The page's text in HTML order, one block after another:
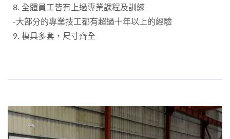
8. 全體員工皆有上過專業課程及訓練
-大部分的專業技工都有超過十年以上的經驗
9. 模具多套，尺寸齊全